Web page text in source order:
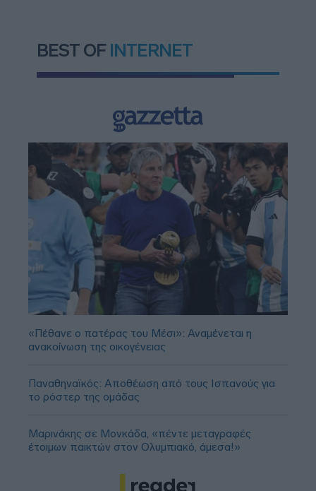
BEST OF INTERNET
«Πέθανε ο πατέρας του Μέσι»: Αναμένεται η
ανακοίνωση της οικογένειας
Παναθηναϊκός: Αποθέωση από τους Ισπανούς για
το ρόστερ της ομάδας
Μαρινάκης σε Μονκάδα, «πέντε μεταγραφές
έτοιμων παικτών στον Ολυμπιακό, άμεσα!»